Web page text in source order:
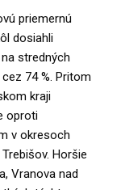
priemernú
dosiahli
stredných
74 %. Pritom
kraji
oproti
v okresoch
Horšie
Vranova nad